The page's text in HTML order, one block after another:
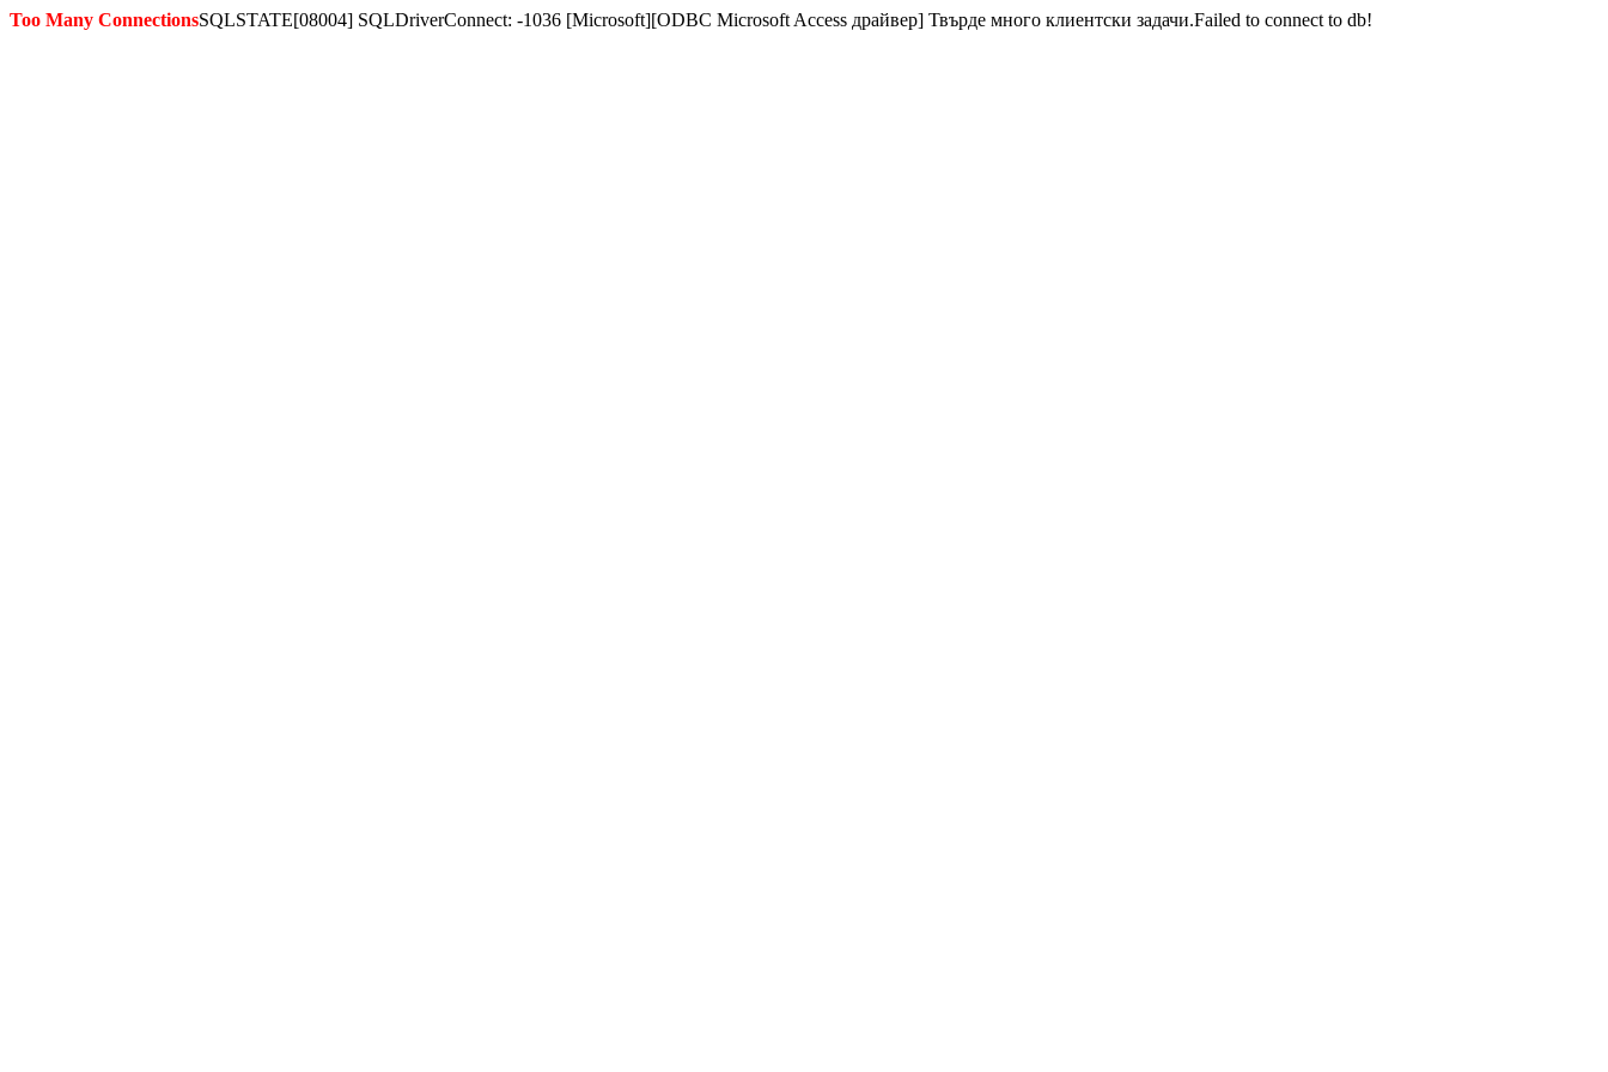
Too Many ConnectionsSQLSTATE[08004] SQLDriverConnect: -1036 [Microsoft][ODBC Microsoft Access драйвер] Твърде много клиентски задачи.Failed to connect to db!